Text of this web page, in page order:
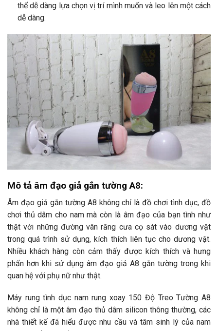
thể dễ dàng lựa chọn vị trí mình muốn và leo lên một cách
dễ dàng.
Mô tả âm đạo giả gắn tường A8:
Âm đạo giả gắn tường A8 không chỉ là đồ chơi tình dục, đồ
chơi thủ dâm cho nam mà còn là âm đạo của bạn tình như
thật với những đường vân răng cưa cọ sát vào dương vật
trong quá trình sử dụng, kích thích liên tục cho dương vật.
Nhiều khách hàng còn cảm thấy được kích thích và hưng
phấn hơn khi sử dụng âm đạo giả A8 gắn tường trong khi
quan hệ với phụ nữ như thật.
Máy rung tình dục nam rung xoay 150 Độ Treo Tường A8
không chỉ là một âm đạo thủ dâm silicon thông thường, các
nhà thiết kế đã hiểu được nhu cầu và tâm sinh lý của nam